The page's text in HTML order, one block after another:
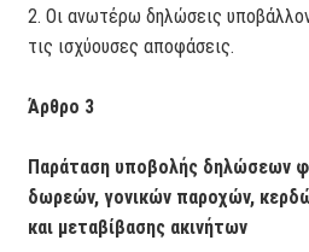
2. Οι ανωτέρω δηλώσεις
τις ισχύουσες αποφάσεις.
Άρθρο 3
Παράταση υποβολής δηλώσεων
δωρεών, γονικών παροχών,
και μεταβίβασης ακινήτων